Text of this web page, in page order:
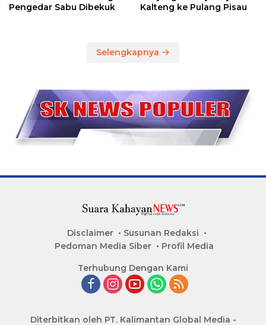
Pengedar Sabu Dibekuk
Kalteng ke Pulang Pisau
Selengkapnya
Disclaimer
Susunan Redaksi
Pedoman Media Siber
Profil Media
Terhubung Dengan Kami
Diterbitkan oleh PT. Kalimantan Global Media -